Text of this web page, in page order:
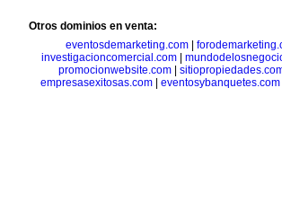
Otros dominios en venta:
eventosdemarketing.com|
investigacioncomercial.com
promocionwebsite.com
empresasexitosas.com
eventosybanquetes.com